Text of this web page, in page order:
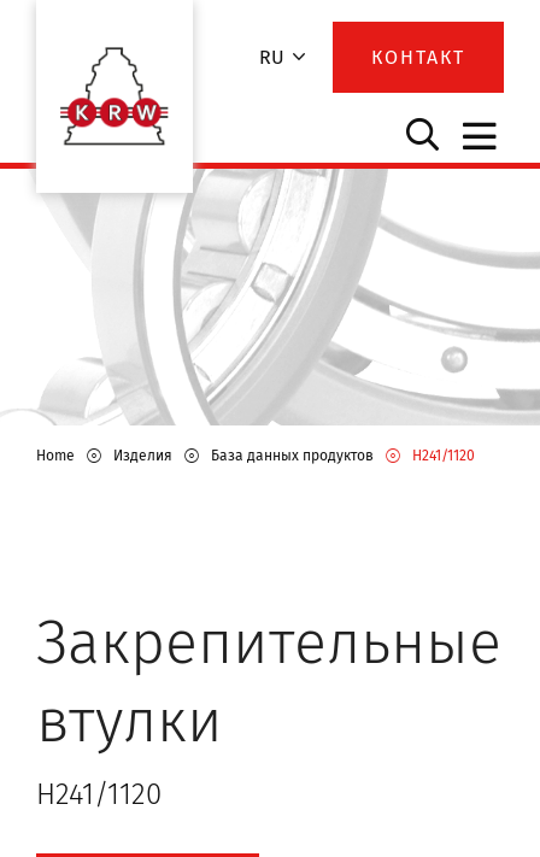
RU КОНТАКТ
Home Изделия База данных продуктов H241/1120
Закрепительные
втулки
H241/1120